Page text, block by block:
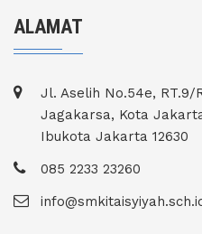
ALAMAT
Jl. Aselih No.54e, RT.9/
Jagakarsa, Kota
Ibukota Jakarta 12630
085 2233 23260